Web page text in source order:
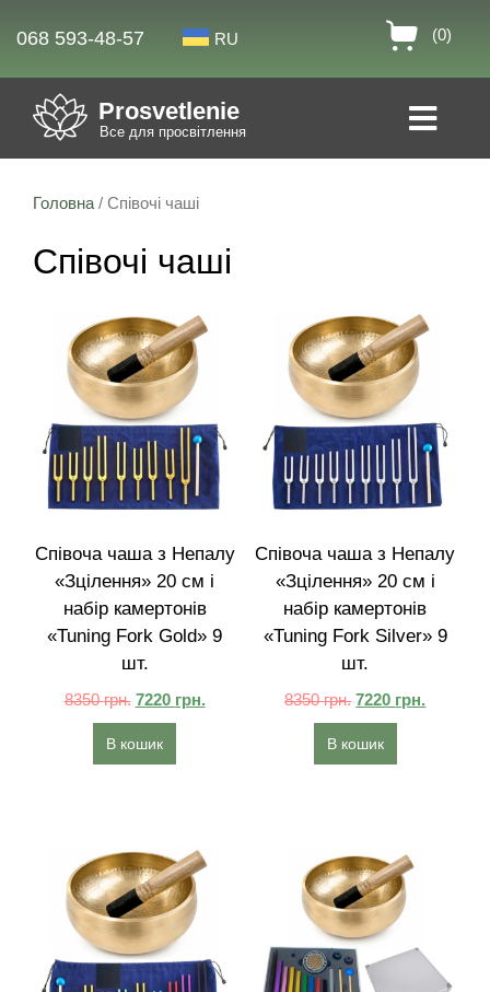
068 593-48-57 RU (0)
Prosvetlenie
Все для просвітлення
Головна / Співочі чаші
Співочі чаші
Співоча чаша з Непалу
«Зцілення» 20 см і
набір камертонів
«Tuning Fork Gold» 9
шт.
8350грн. 7220 грн.
В кошик
Співоча чаша з Непалу
«Зцілення» 20 см і
набір камертонів
«Tuning Fork Silver» 9
шт.
8350грн. 7220 грн.
В кошик